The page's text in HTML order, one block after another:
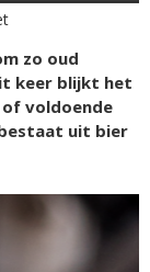
zo oud
keer blijkt het
voldoende
uit bier